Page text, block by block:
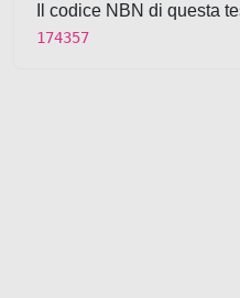
Il codice NBN di questa
174357